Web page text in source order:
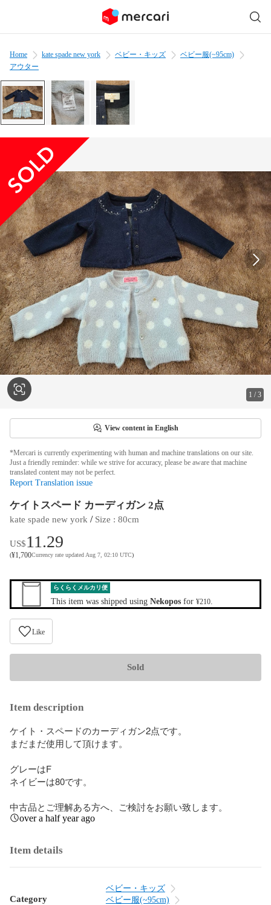
Home kate spade new york ベビー・キッズ
ベビー服(~95cm)
アウター
1 /3
View content in English
*Mercari is currently experimenting with human and machine translations on our site.
Just a friendly reminder: while we strive for accuracy, please be aware that machine
translated content may not be perfect.
Report Translation issue
ケイトスペード カーディガン 2点
kate spade new york / Size : 80cm
US$11.29
(¥1,700Currency rate updated Aug 7, 02:10 UTC)
らくらくメルカリ便
This item was shipped using Nekopos for ¥210
Like
Sold
Item description
ケイト・スペードのカーディガン2点です。
まだまだ使用して頂けます。
グレーはF
ネイビーは80です。
中古品とご理解ある方へ、ご検討をお願い致します。
over a half year ago
Item details
Category
ベビー・キッズ
ベビー服(~95cm)